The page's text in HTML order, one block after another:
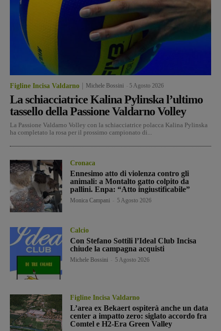
Figline Incisa Valdarno Michele Bossini 5 Agosto 2026
La schiacciatrice Kalina Pylinska l’ultimo
tassello della Passione Valdarno Volley
La Passione Valdarno Volley con la schiacciatrice polacca Kalina Pylinska
ha completato la rosa per il prossimo campionato di...
Cronaca
Ennesimo atto di violenza contro gli
animali: a Montalto gatto colpito da
pallini. Enpa: “Atto ingiustificabile”
Monica Campani 5 Agosto 2026
Calcio
Con Stefano Sottili l’Ideal Club Incisa
chiude la campagna acquisti
Michele Bossini 5 Agosto 2026
Figline Incisa Valdarno
L’area ex Bekaert ospiterà anche un data
center a impatto zero: siglato accordo fra
Comtel e H2-Era Green Valley